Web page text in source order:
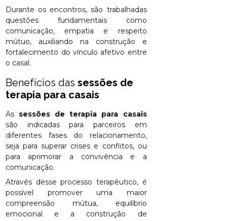
Durante os encontros, são trabalhadas
questões fundamentais como
comunicação, empatia e respeito
mútuo, auxiliando na construção e
fortalecimento do vínculo afetivo entre
o casal.
Benefícios dassessões de
terapia para casais
As sessões de terapia para casais
são indicadas para parceiros em
diferentes fases do relacionamento,
seja para superar crises e conflitos, ou
para aprimorar a convivência e a
comunicação.
Através desse processo terapêutico, é
possível promover uma maior
compreensão mútua, equilíbrio
emocional e a construção de